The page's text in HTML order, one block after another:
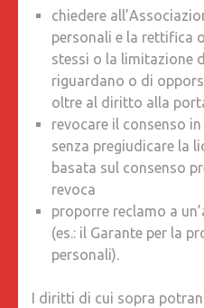
chiedere
personali e la rettifica
stessi o la limitazione
riguardano o di
oltre al diritto alla
revocare il consenso
senza pregiudicare la
basata sul consenso
revoca
proporre reclamo a
(es.: il Garante per la
personali).
I diritti di cui sopra